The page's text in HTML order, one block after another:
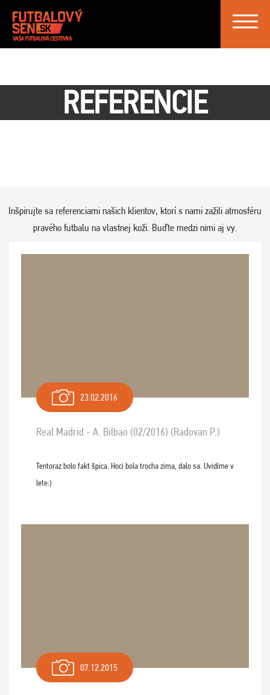
Toggle
REFERENCIE
Inšpirujte sa referenciami našich klientov, ktorí s nami zažili atmosféru
pravého futbalu na vlastnej koži. Buďte medzi nimi aj vy.
23.02.2016
Real Madrid - A. Bilbao (02/2016) (Radovan P.)
Tentoraz bolo fakt špica. Hoci bola trocha zima, dalo sa. Uvidíme v
lete:)
07.12.2015